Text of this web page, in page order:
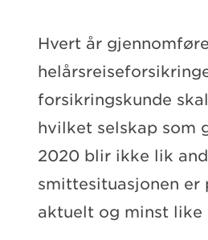
Hvert år
forsikringskunde
hvilket selskap som
2020 blir ikke lik
smittesituasjonen er
aktuelt og minst